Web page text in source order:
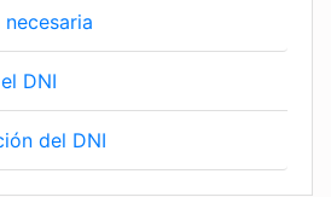
DNI
del DNI